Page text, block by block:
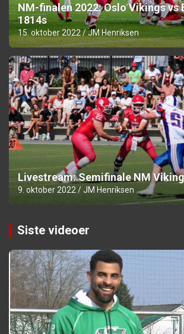
NM-finalen 2022: Oslo Vikings vs
1814s
15. oktober 2022 JM Henriksen
Livestream: Semifinale NM
9. oktober 2022 JM Henriksen
Siste videoer